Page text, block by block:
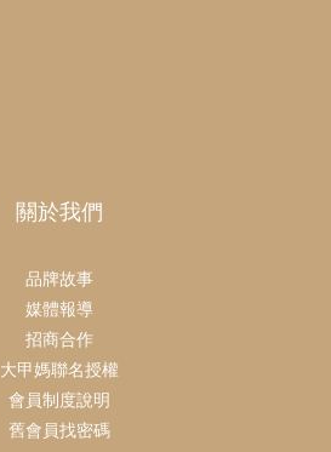
關於我們
品牌故事
媒體報導
招商合作
大甲媽聯名授權
會員制度說明
舊會員找密碼